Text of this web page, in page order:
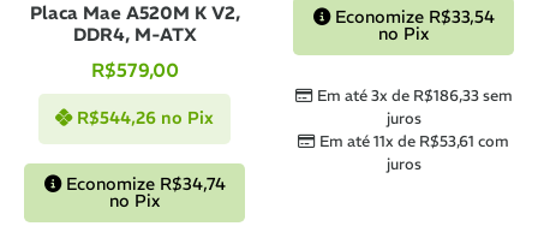
Placa Mae A520M K V2,
DDR4, M-ATX
R$579,00
R$544,26 no Pix
Economize R$34,74
no Pix
Em até 3x de R$186,33sem
juros
Em até 11x de R$53,61 com
juros
Economize R$33,54
no Pix